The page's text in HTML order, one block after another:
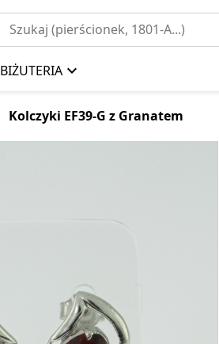
BIŻUTERIA
Kolczyki EF39-G z Granatem